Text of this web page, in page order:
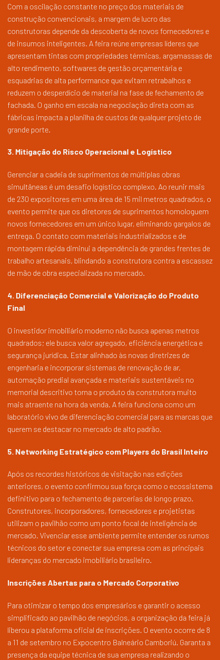
Com a oscilação constante no preço dos materiais de
construção convencionais, a margem de lucro das
construtoras depende da descoberta de novos fornecedores e
de insumos inteligentes. A feira reúne empresas líderes que
apresentam tintas com propriedades térmicas, argamassas de
alto rendimento, softwares de gestão orçamentária e
esquadrias de alta performance que evitam retrabalhos e
reduzem o desperdício de material na fase de fechamento de
fachada. O ganho em escala na negociação direta com as
fábricas impacta a planilha de custos de qualquer projeto de
grande porte.
3. Mitigação do Risco Operacional e Logístico
Gerenciar a cadeia de suprimentos de múltiplas obras
simultâneas é um desafio logístico complexo. Ao reunir mais
de 230 expositores em uma área de 15 mil metros quadrados, o
evento permite que os diretores de suprimentos homologuem
novos fornecedores em um único lugar, eliminando gargalos de
entrega. O contato com materiais industrializados e de
montagem rápida diminui a dependência de grandes frentes de
trabalho artesanais, blindando a construtora contra a escassez
de mão de obra especializada no mercado.
4. Diferenciação Comercial e Valorização do Produto
Final
O investidor imobiliário moderno não busca apenas metros
quadrados; ele busca valor agregado, eficiência energética e
segurança jurídica. Estar alinhado às novas diretrizes de
engenharia e incorporar sistemas de renovação de ar,
automação predial avançada e materiais sustentáveis no
memorial descritivo torna o produto da construtora muito
mais atraente na hora da venda. A feira funciona como um
laboratório vivo de diferenciação comercial para as marcas que
querem se destacar no mercado de alto padrão.
5. Networking Estratégico com Players do Brasil Inteiro
Após os recordes históricos de visitação nas edições
anteriores, o evento confirmou sua força como o ecossistema
definitivo para o fechamento de parcerias de longo prazo.
Construtores, incorporadores, fornecedores e projetistas
utilizam o pavilhão como um ponto focal de inteligência de
mercado. Vivenciar esse ambiente permite entender os rumos
técnicos do setor e conectar sua empresa com as principais
lideranças do mercado imobiliário brasileiro.
Inscrições Abertas para o Mercado Corporativo
Para otimizar o tempo dos empresários e garantir o acesso
simplificado ao pavilhão de negócios, a organização da feira já
liberou a plataforma oficial de inscrições. O evento ocorre de 8
a 11 de setembro no Expocentro Balneário Camboriú. Garanta a
presença da equipe técnica de sua empresa realizando o